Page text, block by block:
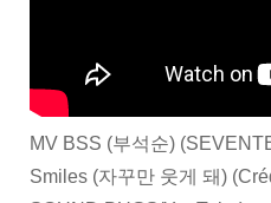
MV BSS (부석순)
Smiles (자꾸만 웃게 돼)